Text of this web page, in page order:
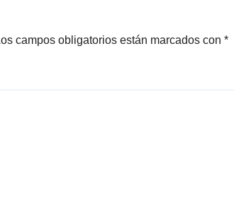
campos obligatorios están marcados con *